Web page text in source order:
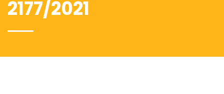
2177/2021